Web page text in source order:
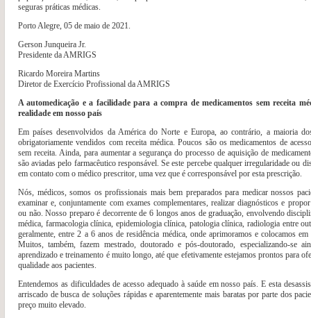
seguras práticas médicas.
Porto Alegre, 05 de maio de 2021.
Gerson Junqueira Jr.
Presidente da AMRIGS
Ricardo Moreira Martins
Diretor de Exercício Profissional da AMRIGS
A automedicação e a facilidade para a compra de medicamentos sem receita
realidade em nosso país
Em países desenvolvidos da América do Norte e Europa, ao contrário, a maioria
obrigatoriamente vendidos com receita médica. Poucos são os medicamentos de
sem receita. Ainda, para aumentar a segurança do processo de aquisição de
são aviadas pelo farmacêutico responsável. Se este percebe qualquer irregularidade ou
em contato com o médico prescritor, uma vez que é corresponsável por esta prescrição.
Nós, médicos, somos os profissionais mais bem preparados para medicar nossos
examinar e, conjuntamente com exames complementares, realizar diagnósticos e
ou não. Nosso preparo é decorrente de 6 longos anos de graduação, envolvendo
médica, farmacologia clínica, epidemiologia clínica, patologia clínica, radiologia entre
geralmente, entre 2 a 6 anos de residência médica, onde aprimoramos e colocamos em
Muitos, também, fazem mestrado, doutorado e pós-doutorado, especializando-se
aprendizado e treinamento é muito longo, até que efetivamente estejamos prontos para
qualidade aos pacientes.
Entendemos as dificuldades de acesso adequado à saúde em nosso país. E esta
arriscado de busca de soluções rápidas e aparentemente mais baratas por parte dos
preço muito elevado.